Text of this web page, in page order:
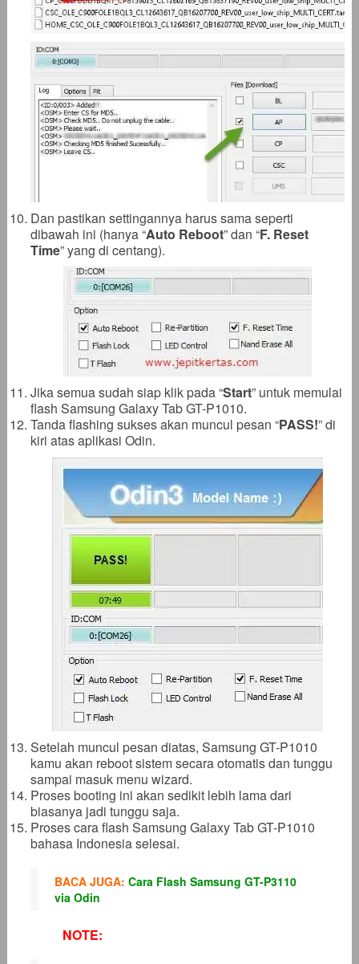
Dan pastikan settingannya harus sama seperti
dibawah ini (hanya “Auto Reboot” dan “F. Reset
Time” yang di centang).
Jika semua sudah siap klik pada “Start” untuk memulai
flash Samsung Galaxy Tab GT-P1010.
Tanda flashing sukses akan muncul pesan “PASS!” di
kiri atas aplikasi Odin.
Setelah muncul pesan diatas, Samsung GT-P1010
kamu akan reboot sistem secara otomatis dan tunggu
sampai masuk menu wizard.
Proses booting ini akan sedikit lebih lama dari
biasanya jadi tunggu saja.
Proses cara flash Samsung Galaxy Tab GT-P1010
bahasa Indonesia selesai.
BACA JUGA: Cara Flash Samsung GT-P3110
via Odin
NOTE: